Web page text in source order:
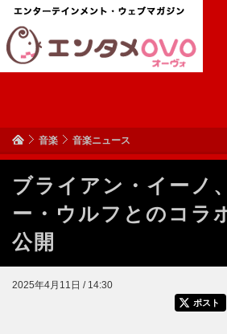
音楽 音楽ニュース
ブライアン・イーノ
ー・ウルフとのコラ
公開
2025年4月11日 / 14:30
ポスト